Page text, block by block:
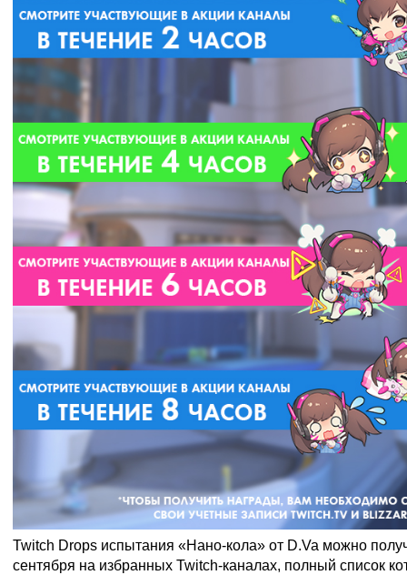
Twitch Drops испытания «Нано-кола» от D.Va можно
сентября на избранных Twitch-каналах, полный список